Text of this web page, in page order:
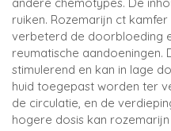
ruiken. Rozemarijn ct
verbeterd de doorbloeding
reumatische
stimulerend en kan in lage
huid toegepast worden ter
de circulatie, en de
hogere dosis kan